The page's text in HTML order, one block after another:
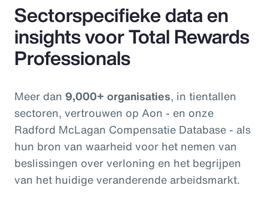
Sectorspecifieke data en
insights voor Total Rewards
Professionals
Meer dan 9,000+ organisaties, in tientallen
sectoren, vertrouwen op Aon - en onze
Radford McLagan Compensatie Database - als
hun bron van waarheid voor het nemen van
beslissingen over verloning en het begrijpen
van het huidige veranderende arbeidsmarkt.